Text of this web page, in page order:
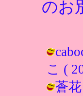
のお
こ (
蒼